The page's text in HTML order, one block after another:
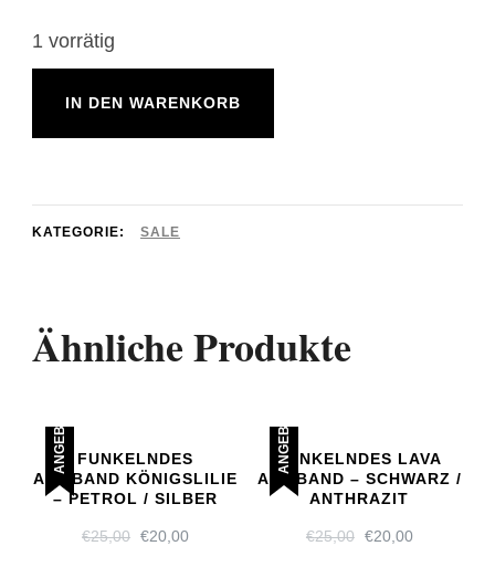
1 vorrätig
weiß
IN DEN WARENKORB
KATEGORIE: SALE
Ähnliche Produkte
ANGEBOT!
FUNKELNDES
ARMBAND KÖNIGSLILIE
– PETROL / SILBER
€25,00 URSPRÜNGLICHER
€20,00AKTUELLER
ANGEBOT!
FUNKELNDES LAVA
ARMBAND – SCHWARZ /
ANTHRAZIT
€25,00 €20,00